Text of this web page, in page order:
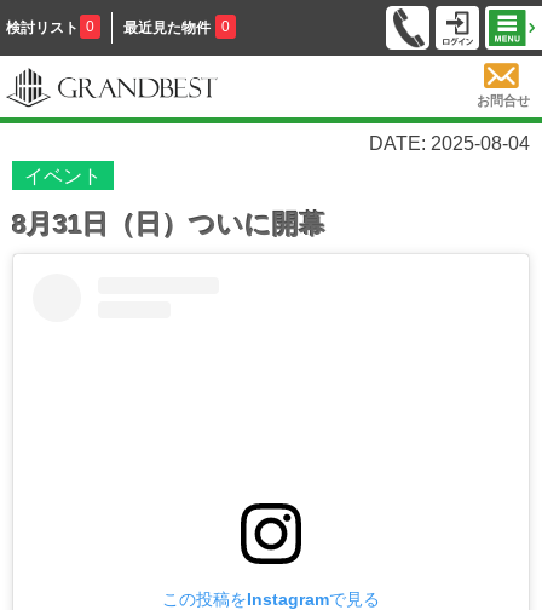
検討リスト 0 最近見た物件 0
お問合せ
DATE: 2025-08-04
イベント
8月31日（日）ついに開幕
この投稿をInstagramで見る